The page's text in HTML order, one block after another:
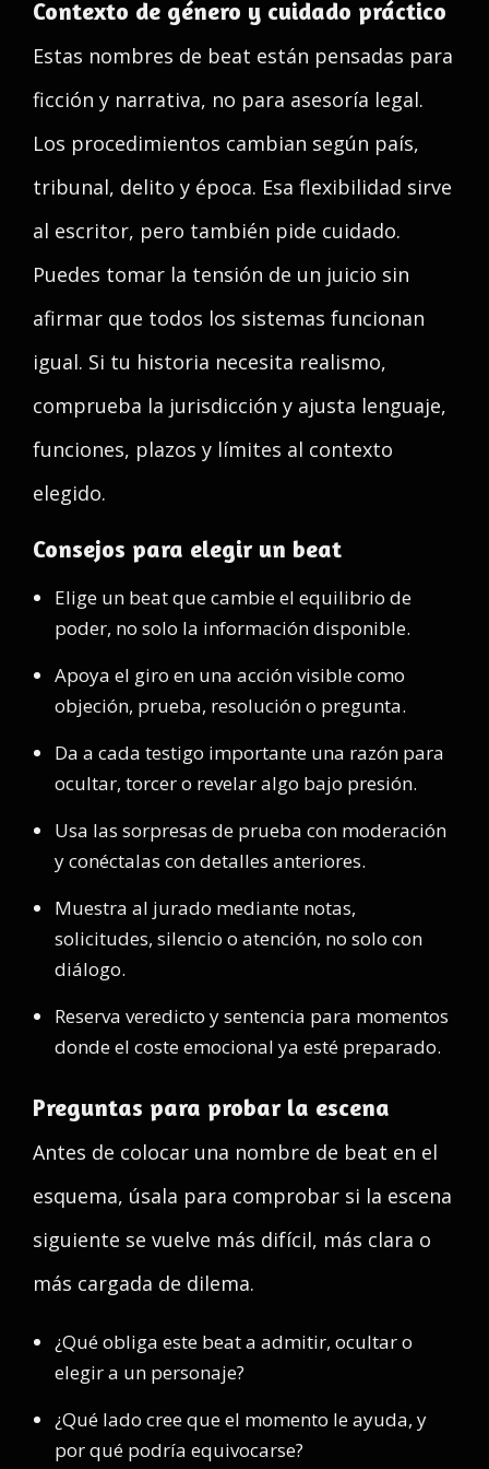
Contexto de género y cuidado práctico
Estas nombres de beat están pensadas para
ficción y narrativa, no para asesoría legal.
Los procedimientos cambian según país,
tribunal, delito y época. Esa flexibilidad sirve
al escritor, pero también pide cuidado.
Puedes tomar la tensión de un juicio sin
afirmar que todos los sistemas funcionan
igual. Si tu historia necesita realismo,
comprueba la jurisdicción y ajusta lenguaje,
funciones, plazos y límites al contexto
elegido.
Consejos para elegir un beat
Elige un beat que cambie el equilibrio de
poder, no solo la información disponible.
Apoya el giro en una acción visible como
objeción, prueba, resolución o pregunta.
Da a cada testigo importante una razón para
ocultar, torcer o revelar algo bajo presión.
Usa las sorpresas de prueba con moderación
y conéctalas con detalles anteriores.
Muestra al jurado mediante notas,
solicitudes, silencio o atención, no solo con
diálogo.
Reserva veredicto y sentencia para momentos
donde el coste emocional ya esté preparado.
Preguntas para probar la escena
Antes de colocar una nombre de beat en el
esquema, úsala para comprobar si la escena
siguiente se vuelve más difícil, más clara o
más cargada de dilema.
¿Qué obliga este beat a admitir, ocultar o
elegir a un personaje?
¿Qué lado cree que el momento le ayuda, y
por qué podría equivocarse?